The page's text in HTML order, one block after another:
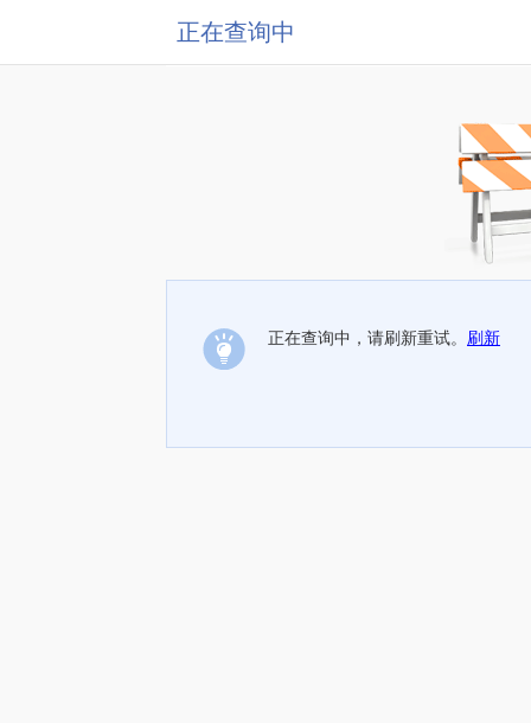
正在查询中
正在查询中，请刷新重试。 刷新